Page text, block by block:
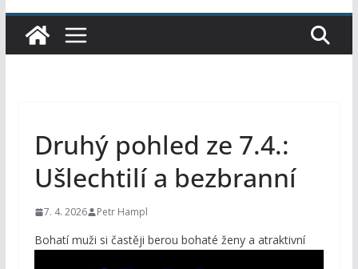
Druhý pohled ze 7.4.:
Ušlechtilí a bezbranní
7. 4. 2026 Petr Hampl
Bohatí muži si častěji berou bohaté ženy a atraktivní